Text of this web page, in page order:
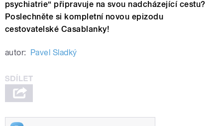
psychiatrie“ připravuje na svou nadcházející cestu?
Poslechněte si kompletní novou epizodu
cestovatelské Casablanky!
autor: Pavel Sladký